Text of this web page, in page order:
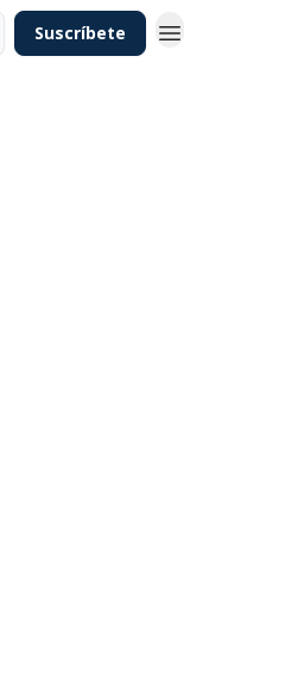
Suscríbete